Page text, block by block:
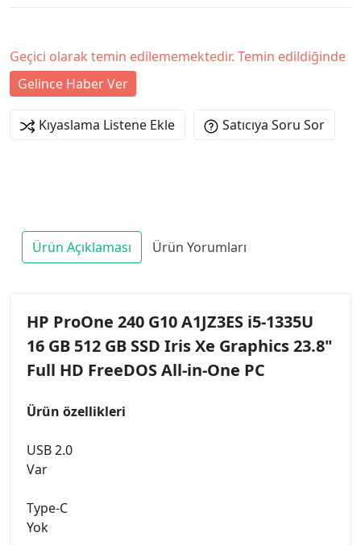
Geçici olarak temin edilememektedir. Temin edildiğinde
Gelince Haber Ver
Kıyaslama Listene Ekle Satıcıya Soru Sor
Ürün Açıklaması Ürün Yorumları
HP ProOne 240 G10 A1JZ3ES i5-1335U
16 GB 512 GB SSD Iris Xe Graphics 23.8"
Full HD FreeDOS All-in-One PC
Ürün özellikleri
USB 2.0
Var
Type-C
Yok